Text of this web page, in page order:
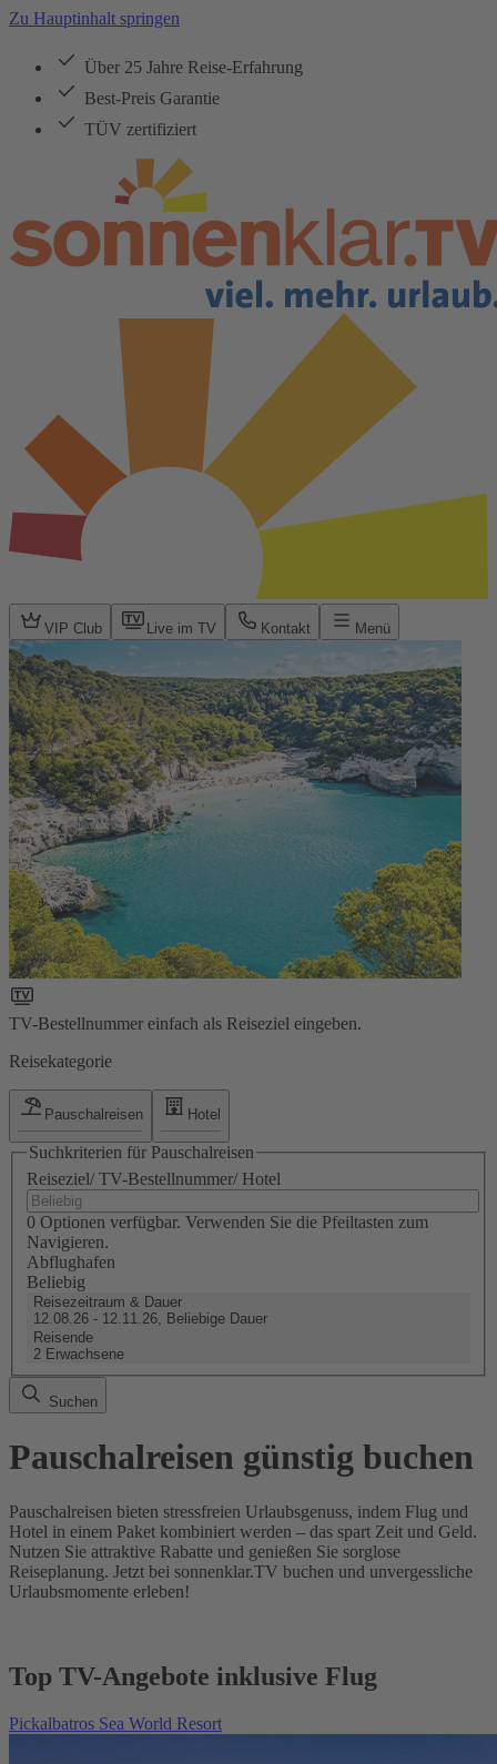
Zu Hauptinhalt springen
Über 25 Jahre Reise-Erfahrung
Best-Preis Garantie
TÜV zertifiziert
VIP Club Live im TV Kontakt Menü
TV-Bestellnummer einfach als Reiseziel eingeben.
Reisekategorie
Pauschalreisen Hotel
Suchkriterien für Pauschalreisen
Reiseziel/ TV-Bestellnummer/ Hotel
0 Optionen verfügbar. Verwenden Sie die Pfeiltasten zum
Navigieren.
Abflughafen
Beliebig
Reisezeitraum & Dauer
12.08.26 - 12.11.26, Beliebige Dauer
Reisende
2 Erwachsene
Suchen
Pauschalreisen günstig buchen
Pauschalreisen bieten stressfreien Urlaubsgenuss, indem Flug und
Hotel in einem Paket kombiniert werden – das spart Zeit und Geld.
Nutzen Sie attraktive Rabatte und genießen Sie sorglose
Reiseplanung. Jetzt bei sonnenklar.TV buchen und unvergessliche
Urlaubsmomente erleben!
Top TV-Angebote inklusive Flug
Pickalbatros Sea World Resort